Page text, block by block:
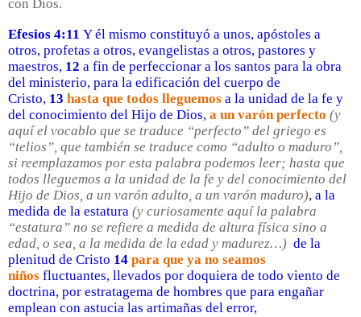
con Dios.
Efesios 4:11 Y él mismo constituyó a unos, apóstoles a
otros, profetas a otros, evangelistas a otros, pastores y
maestros, 12 a fin de perfeccionar a los santos para la obra
del ministerio, para la edificación del cuerpo de
Cristo, 13 hasta que todos lleguemos a la unidad de la fe y
del conocimiento del Hijo de Dios, a un varón perfecto (y
aquí el vocablo que se traduce “perfecto” del griego es
“telios”, que también se traduce como “adulto o maduro”,
si reemplazamos por esta palabra podemos leer; hasta que
todos lleguemos a la unidad de la fe y del conocimiento del
Hijo de Dios, a un varón adulto, a un varón maduro), a la
medida de la estatura (y curiosamente aquí la palabra
“estatura” no se refiere a medida de altura física sino a
edad, o sea, a la medida de la edad y madurez…) de la
plenitud de Cristo 14 para que ya no seamos
niños fluctuantes, llevados por doquiera de todo viento de
doctrina, por estratagema de hombres que para engañar
emplean con astucia las artimañas del error,